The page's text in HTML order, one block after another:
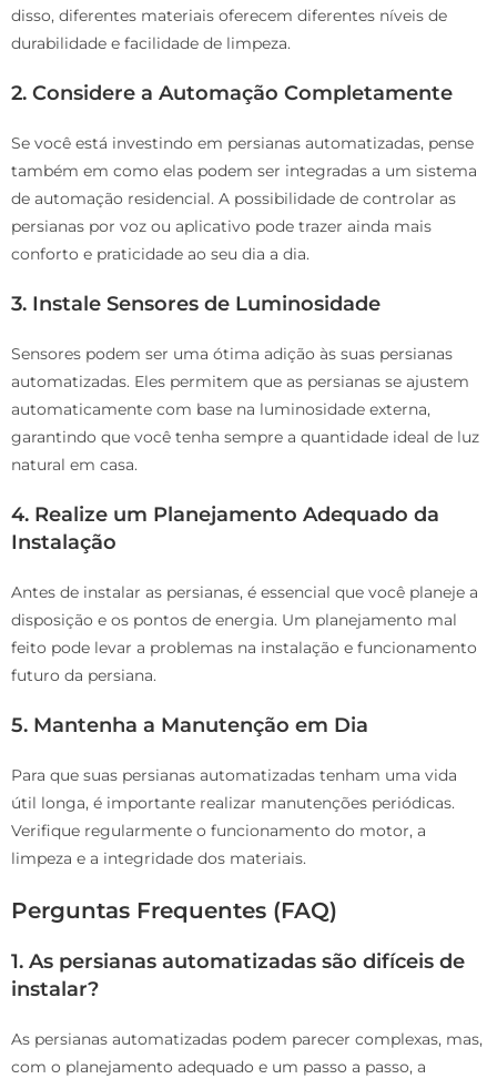
disso, diferentes materiais oferecem diferentes níveis de
durabilidade e facilidade de limpeza.
2. Considere a Automação Completamente
Se você está investindo em persianas automatizadas, pense
também em como elas podem ser integradas a um sistema
de automação residencial. A possibilidade de controlar as
persianas por voz ou aplicativo pode trazer ainda mais
conforto e praticidade ao seu dia a dia.
3. Instale Sensores de Luminosidade
Sensores podem ser uma ótima adição às suas persianas
automatizadas. Eles permitem que as persianas se ajustem
automaticamente com base na luminosidade externa,
garantindo que você tenha sempre a quantidade ideal de luz
natural em casa.
4. Realize um Planejamento Adequado da
Instalação
Antes de instalar as persianas, é essencial que você planeje a
disposição e os pontos de energia. Um planejamento mal
feito pode levar a problemas na instalação e funcionamento
futuro da persiana.
5. Mantenha a Manutenção em Dia
Para que suas persianas automatizadas tenham uma vida
útil longa, é importante realizar manutenções periódicas.
Verifique regularmente o funcionamento do motor, a
limpeza e a integridade dos materiais.
Perguntas Frequentes (FAQ)
1. As persianas automatizadas são difíceis de
instalar?
As persianas automatizadas podem parecer complexas, mas,
com o planejamento adequado e um passo a passo, a